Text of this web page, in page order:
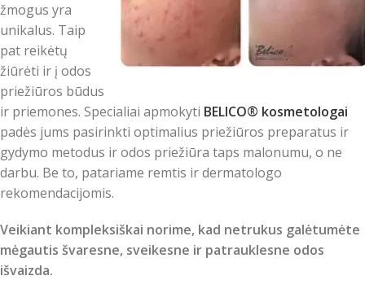
žmogus yra
unikalus. Taip
pat reikėtų
žiūrėti ir į odos
priežiūros būdus
ir priemones. Specialiai apmokyti BELICO® kosmetologai
padės jums pasirinkti optimalius priežiūros preparatus ir
gydymo metodus ir odos priežiūra taps malonumu, o ne
darbu. Be to, patariame remtis ir dermatologo
rekomendacijomis.
Veikiant kompleksiškai norime, kad netrukus galėtumėte
mėgautis švaresne, sveikesne ir patrauklesne odos
išvaizda.